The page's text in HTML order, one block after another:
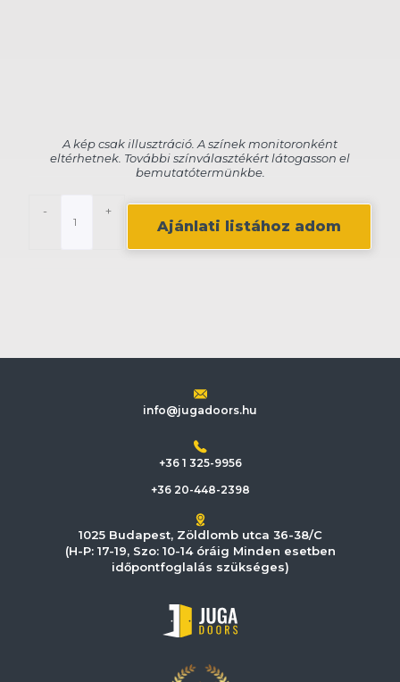
- +
Ajánlati listához adom
info@jugadoors.hu
+36 1 325-9956
+36 20-448-2398
1025 Budapest, Zöldlomb utca 36-38/C
(H-P: 17-19, Szo: 10-14 óráig Minden esetben
időpontfoglalás szükséges)